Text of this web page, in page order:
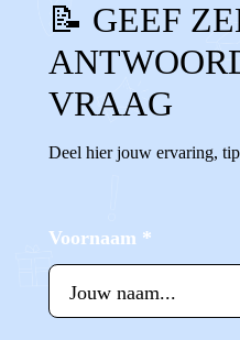
📝 GEEF
VRAAG
Deel hier jouw ervaring,
Voornaam *